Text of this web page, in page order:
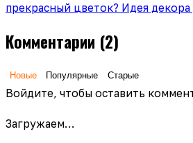
прекрасный цветок? Идея декора
Комментарии (2)
Новые Популярные Старые
Войдите, чтобы оставить
Загружаем…